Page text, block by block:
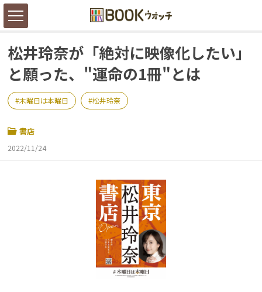
松井玲奈が「絶対に映像化したい」
と願った、"運命の1冊"とは
木曜日は本曜日 松井玲奈
書店
2022/11/24